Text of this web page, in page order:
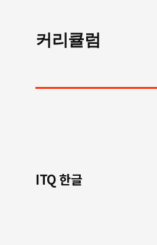
커리큘럼
ITQ 한글